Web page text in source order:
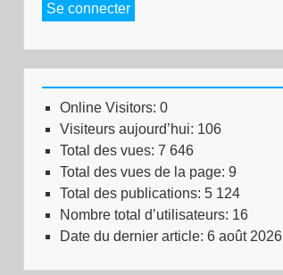
Se connecter
Online Visitors: 0
Visiteurs aujourd’hui: 106
Total des vues: 7 646
Total des vues de la page: 9
Total des publications: 5 124
Nombre total d’utilisateurs: 16
Date du dernier article: 6 août 2026